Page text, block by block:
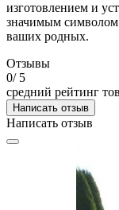
изготовлением и
значимым
ваших родных.
Отзывы
0/ 5
средний рейтинг
Написать отзыв
Написать отзыв